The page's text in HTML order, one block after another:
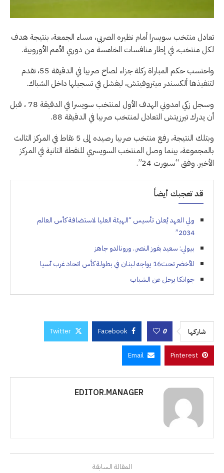
تعادل منتخب سويسرا أمام نظيره الصربي، مساء الجمعة، بنتيجة هدف
لكل منتخب، في إطار منافسات الخامسة من دوري الأمم الأوروبية.
واحتسب حكم المباراة ركلة جزاء لصاح صربيا في الدقيقة 55، تقدم
لتنفيذها ألكسندر ميتروفيتش، ليفشل في تسجيلها داخل الشباك.
وسجل زكي امدوني الهدف الأول لمنتخب سويسرا في الدقيقة 78 ، قبل
أن يدرك تيرزيتش التعادل لمنتخب صربيا في الدقيقة 88.
وبتلك النتيجة، رفع منتخب صربيا رصيده إلى 5 نقاط في المركز الثالث
بالمجموعة، بينما وصل المنتخب السويسري للنقطة الثانية في المركز
الأخير. وفق “سبورت 24”.
قد تعجبك أيضاً
ولي العهد يُعلن تأسيس “الهيئة العليا لاستضافة كأس العالم
2034”
بيولي: سعيد بفوز النصر.. ورونالدو جاهز
الأخضر تحت16 يواجه لبنان في بطولة كأس اتحاد غرب آسيا
جوانكا يرحل عن الشباب
شاركها 0
Facebook
Twitter
Pinterest
Email
EDITOR.MANAGER
المقالة السابقة